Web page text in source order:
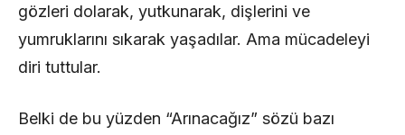
gözleri dolarak, yutkunarak, dişlerini ve
yumruklarını sıkarak yaşadılar. Ama mücadeleyi
diri tuttular.
Belki de bu yüzden “Arınacağız” sözü bazı